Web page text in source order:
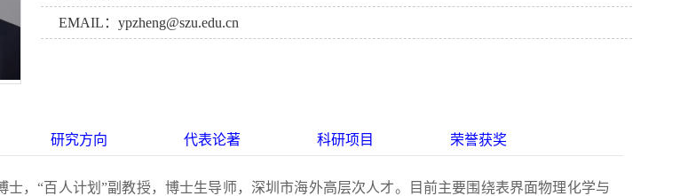
EMAIL：ypzheng@szu.edu.cn
研究方向 代表论著 科研项目 荣誉获奖
士，“百人计划”副教授，博士生导师，深圳市海外高层次人才。目前主要围绕表界面物理化学与